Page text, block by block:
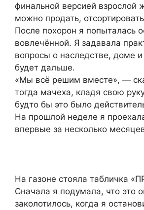
финальной версией взрослой
можно продать,
После похорон я попыталась
вовлечённой. Я задавала
вопросы о наследстве, доме
будет дальше.
«Мы всё решим вместе», —
тогда мачеха, кладя свою
будто бы это было
На прошлой неделе я
впервые за несколько
На газоне стояла табличка
Сначала я подумала, что это
заколотилось, когда я